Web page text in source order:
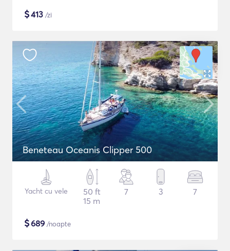
$413 /zi
Beneteau Oceanis Clipper 500
Yacht cu vele
50 ft
15 m
7 3 7
$689 /noapte